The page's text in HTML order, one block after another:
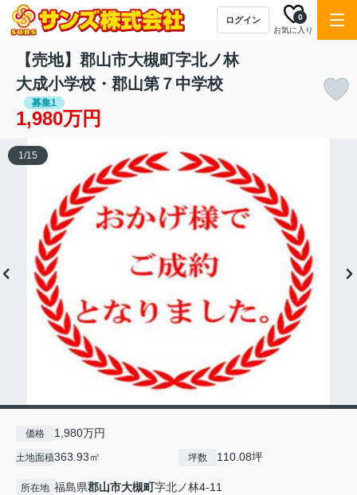
ログイン
お気に入り
0
【売地】郡山市大槻町字北ノ林
大成小学校・郡山第７中学校
募集1
1,980万円
1/15
価格 1,980万円
土地面積363.93㎡ 坪数 110.08坪
所在地 福島県郡山市大槻町字北ノ林4-11